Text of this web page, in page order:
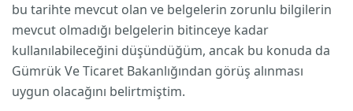
bu tarihte mevcut olan ve belgelerin zorunlu bilgilerin
mevcut olmadığı belgelerin bitinceye kadar
kullanılabileceğini düşündüğüm, ancak bu konuda da
Gümrük Ve Ticaret Bakanlığından görüş alınması
uygun olacağını belirtmiştim.